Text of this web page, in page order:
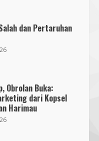
dan Pertaruhan
Obrolan Buka:
dari Kopsel
Harimau